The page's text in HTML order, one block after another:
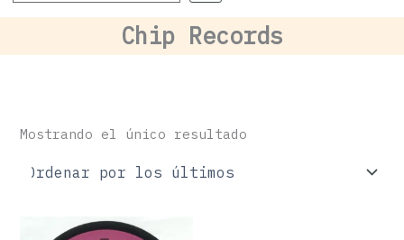
Chip Records
Mostrando el único resultado